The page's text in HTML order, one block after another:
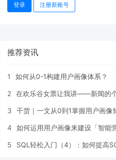
登录 注册新账号
推荐资讯
1 如何从0-1构建用户画像体系？
2 在欢乐谷女票让我讲——新闻的
3 干货｜一文从0到1掌握用户画像
4 如何运用用户画像来建设「智能
5 SQL轻松入门（4）：如何提高